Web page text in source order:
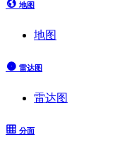
地图
地图
雷达图
雷达图
分面